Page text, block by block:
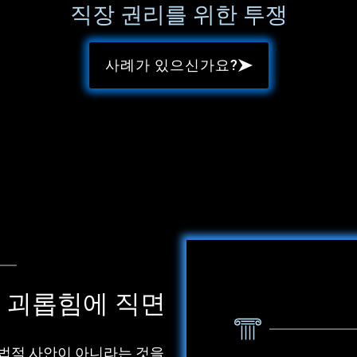
직장 권리를 위한 투쟁
사례가 있으신가요?
롭힘에 직면
적 사안이 아니라는 것을